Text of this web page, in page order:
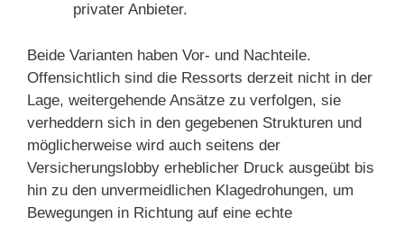
privater Anbieter.
Beide Varianten haben Vor- und Nachteile.
Offensichtlich sind die Ressorts derzeit nicht in der
Lage, weitergehende Ansätze zu verfolgen, sie
verheddern sich in den gegebenen Strukturen und
möglicherweise wird auch seitens der
Versicherungslobby erheblicher Druck ausgeübt bis
hin zu den unvermeidlichen Klagedrohungen, um
Bewegungen in Richtung auf eine echte